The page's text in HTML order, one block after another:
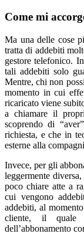
Come mi
Ma una delle cose
tratta di addebiti
gestore telefonico.
tali addebiti solo
Mentre, chi non
momento in cui
ricaricato viene
a chiamare il
scoprendo di
richiesta, e che in
esterne alla
Invece, per gli
leggermente
poco chiare atte a
cui vengono
addebiti, al
cliente, il quale
dell’abbonamento